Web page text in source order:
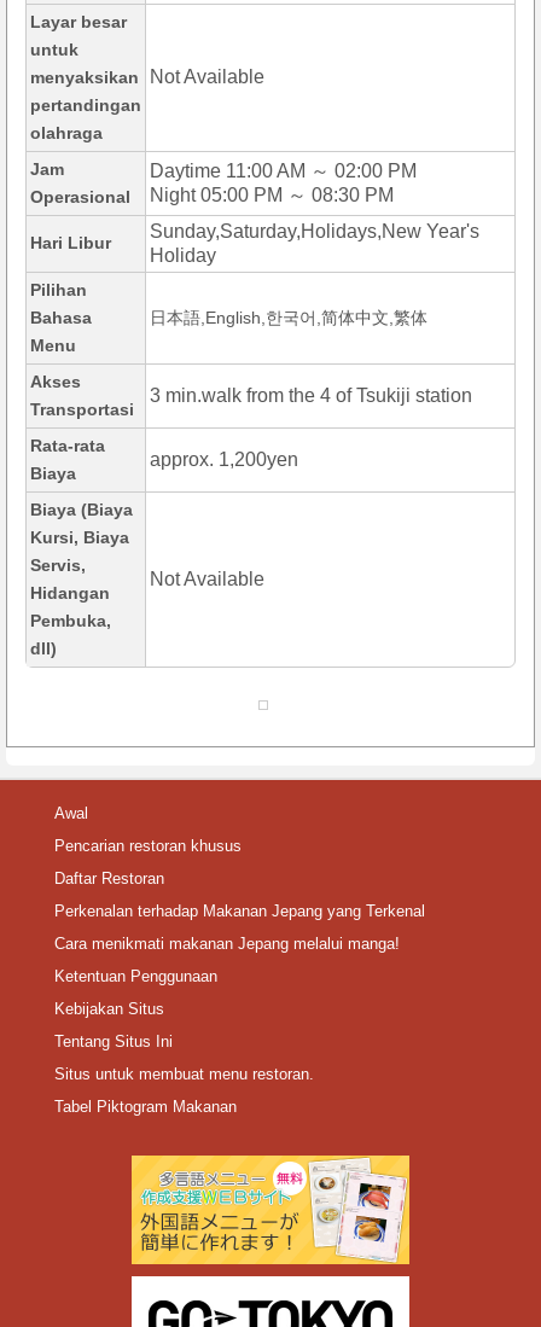
Layar besar
untuk
menyaksikan
pertandingan
olahraga
Not Available
Jam
Operasional
Daytime 11:00 AM ～ 02:00 PM
Night 05:00 PM ～ 08:30 PM
Hari Libur
Sunday,Saturday,Holidays,New Year's
Holiday
Pilihan
Bahasa
Menu
日本語,English,한국어,简体中文,繁体
Akses
Transportasi
3 min.walk from the 4 of Tsukiji station
Rata-rata
Biaya
approx. 1,200yen
Biaya (Biaya
Kursi, Biaya
Servis,
Hidangan
Pembuka,
dll)
Not Available
Awal
Pencarian restoran khusus
Daftar Restoran
Perkenalan terhadap Makanan Jepang yang Terkenal
Cara menikmati makanan Jepang melalui manga!
Ketentuan Penggunaan
Kebijakan Situs
Tentang Situs Ini
Situs untuk membuat menu restoran.
Tabel Piktogram Makanan